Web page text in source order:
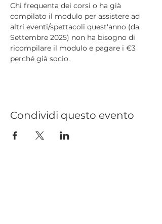
Chi frequenta dei corsi o ha già
compilato il modulo per assistere ad
altri eventi/spettacoli quest'anno (da
Settembre 2025) non ha bisogno di
ricompilare il modulo e pagare i €3
perché già socio.
Condividi questo evento